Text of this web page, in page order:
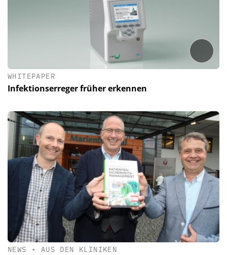
WHITEPAPER
Infektionserreger früher erkennen
NEWS • AUS DEN KLINIKEN